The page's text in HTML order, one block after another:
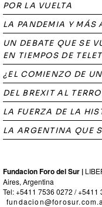
POR LA VUELTA
LA PANDEMIA Y MÁS
UN DEBATE QUE SE
EN TIEMPOS DE
¿EL COMIENZO DE
DEL BREXIT AL
LA FUERZA DE LA
LA ARGENTINA QUE
Fundacion Foro del Sur |
Aires, Argentina
Tel: +5411 7536 0272 / +5411